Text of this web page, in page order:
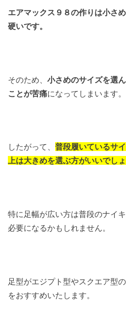
エアマックス９８の作りは小さ
硬いです。
そのため、小さめのサイズを選
ことが苦痛になってしまいます。
したがって、普段履いているサ
上は大きめを選ぶ方がいいでしょ
特に足幅が広い方は普段のナイ
必要になるかもしれません。
足型がエジプト型やスクエア型
をおすすめいたします。